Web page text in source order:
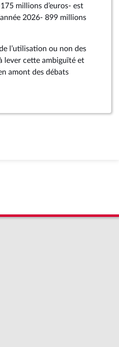
millions d’euros- est
2026- 899 millions
l’utilisation ou non des
lever cette ambiguïté et
amont des débats